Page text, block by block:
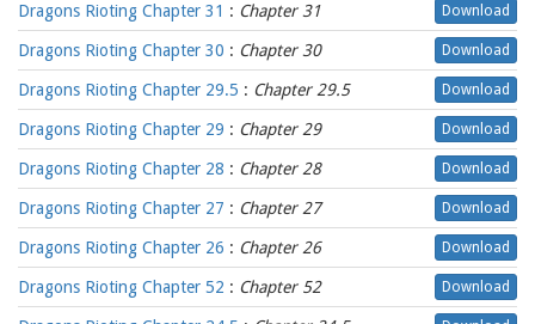
Dragons Rioting Chapter 31 : Chapter 31 Download
Dragons Rioting Chapter 30 : Chapter 30 Download
Dragons Rioting Chapter 29.5 : Chapter 29.5 Download
Dragons Rioting Chapter 29 : Chapter 29 Download
Dragons Rioting Chapter 28 : Chapter 28 Download
Dragons Rioting Chapter 27 : Chapter 27 Download
Dragons Rioting Chapter 26 : Chapter 26 Download
Dragons Rioting Chapter 52 : Chapter 52 Download